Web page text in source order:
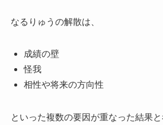
なるりゅうの解散は、
成績の壁
怪我
相性や将来の方向性
といった複数の要因が重なった結果と